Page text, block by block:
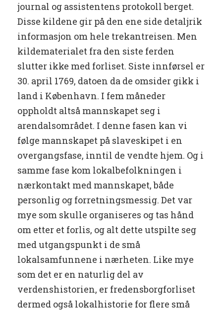
journal og assistentens protokoll berget.
Disse kildene gir på den ene side detaljrik
informasjon om hele trekantreisen. Men
kildematerialet fra den siste ferden
slutter ikke med forliset. Siste innførsel er
30. april 1769, datoen da de omsider gikk i
land i København. I fem måneder
oppholdt altså mannskapet seg i
arendalsområdet. I denne fasen kan vi
følge mannskapet på slaveskipet i en
overgangsfase, inntil de vendte hjem. Og i
samme fase kom lokalbefolkningen i
nærkontakt med mannskapet, både
personlig og forretningsmessig. Det var
mye som skulle organiseres og tas hånd
om etter et forlis, og alt dette utspilte seg
med utgangspunkt i de små
lokalsamfunnene i nærheten. Like mye
som det er en naturlig del av
verdenshistorien, er fredensborgforliset
dermed også lokalhistorie for flere små